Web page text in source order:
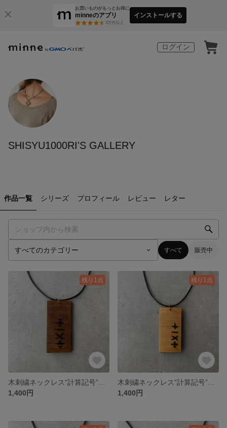
お買いものがもっとお得に
minneのアプリ
3万件以上
インストールする
ログイン
SHISYU1000RI'S GALLERY
作品一覧 シリーズ プロフィール レビュー レター
すべて 販売中
残り1点
1,400円
残り1点
1,400円